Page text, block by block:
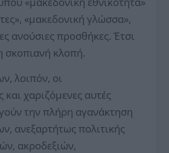
«μακεδονική γλώσσα»,
ανούσιες προσθήκες. Έτσι
σκοπιανή κλοπή.
λοιπόν, οι
χαριζόμενες αυτές
την πλήρη αγανάκτηση
ανεξαρτήτως πολιτικής
ακροδεξιών,